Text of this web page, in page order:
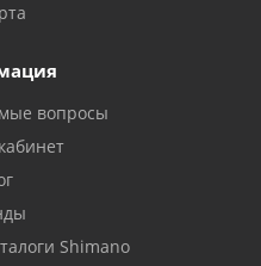
вопросы
Shimano